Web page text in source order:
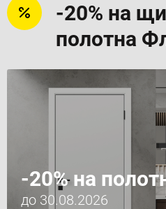
-20% на
полотна
-20% на
до 30.08.2026